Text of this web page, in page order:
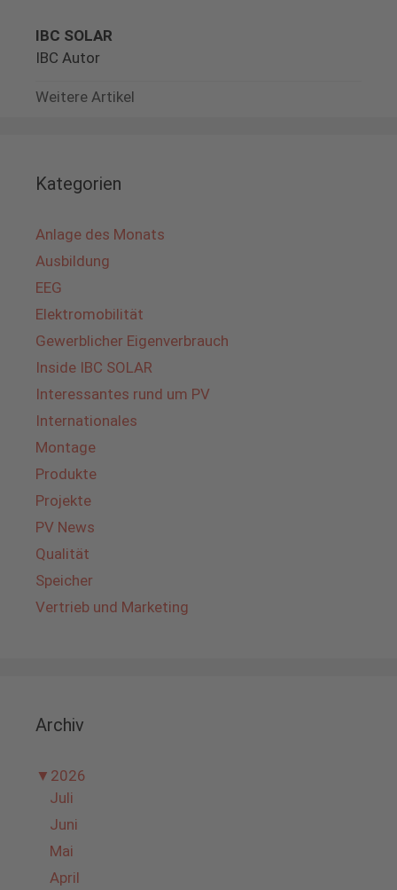
IBC SOLAR
IBC Autor
Weitere Artikel
Kategorien
Anlage des Monats
Ausbildung
EEG
Elektromobilität
Gewerblicher Eigenverbrauch
Inside IBC SOLAR
Interessantes rund um PV
Internationales
Montage
Produkte
Projekte
PV News
Qualität
Speicher
Vertrieb und Marketing
Archiv
▼ 2026
Juli
Juni
Mai
April